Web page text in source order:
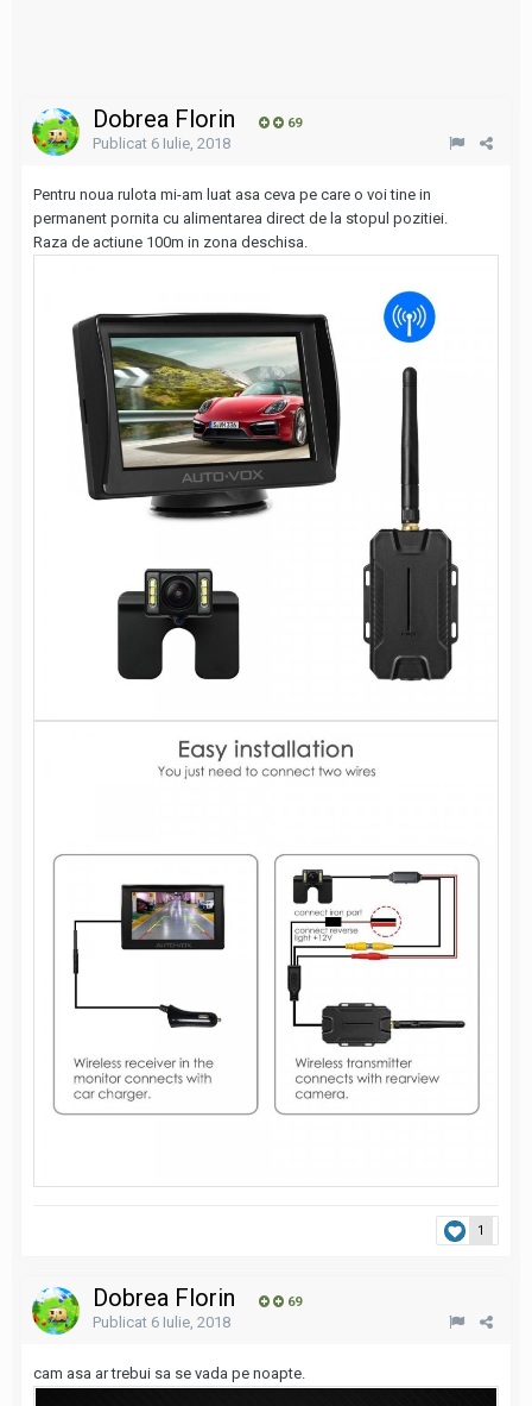
Dobrea Florin 69
Publicat 6 Iulie, 2018
Pentru noua rulota mi-am luat asa ceva pe care o voi tine in
permanent pornita cu alimentarea direct de la stopul pozitiei.
Raza de actiune 100m in zona deschisa.
1
Dobrea Florin 69
Publicat 6 Iulie, 2018
cam asa ar trebui sa se vada pe noapte.